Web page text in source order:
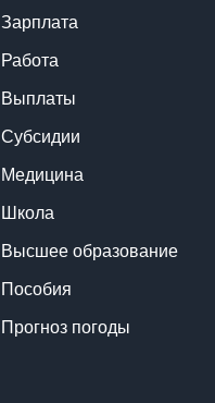
Зарплата
Работа
Выплаты
Субсидии
Медицина
Школа
Высшее образование
Пособия
Прогноз погоды